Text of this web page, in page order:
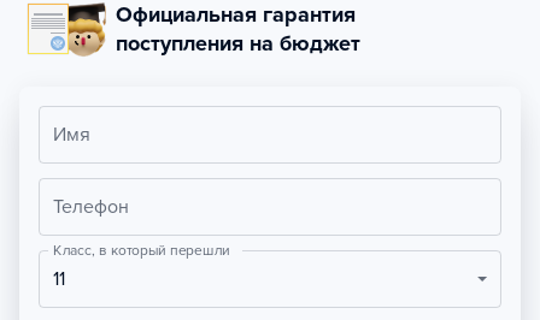
Официальная гарантия
поступления на бюджет
Имя
Телефон
Класс, в который перешли
11